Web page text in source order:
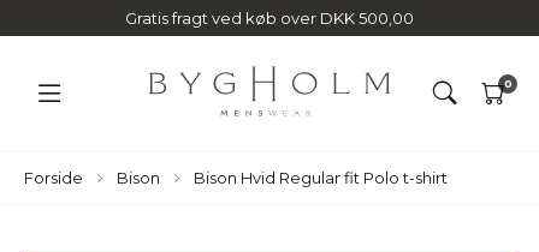
Gratis fragt ved køb over DKK 500,00
0
Forside Bison Bison Hvid Regular fit Polo t-shirt